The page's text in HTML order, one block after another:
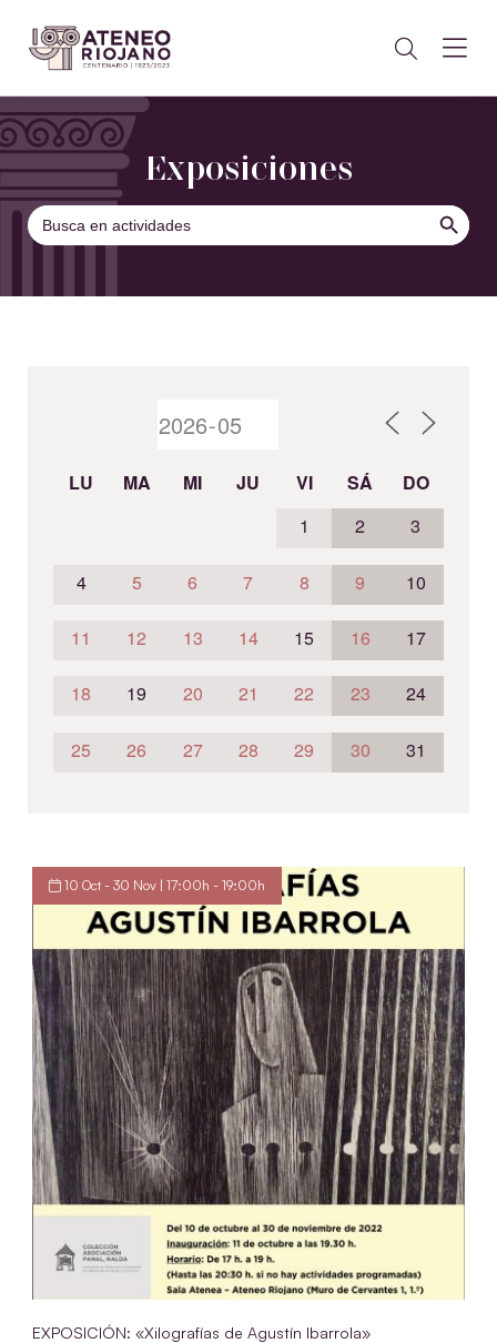
Exposiciones
Buscar: BOTÓN DE
LU MA MI JU VI SÁ
DO
1
2 3
4 5 6 7 8 9 10
11 12 13 14 15 16 17
18 19 20 21 22 23 24
25 26 27 28 29 30 31
10 Oct - 30 Nov | 17:00h - 19:00h
EXPOSICIÓN: «Xilografías de Agustín Ibarrola»